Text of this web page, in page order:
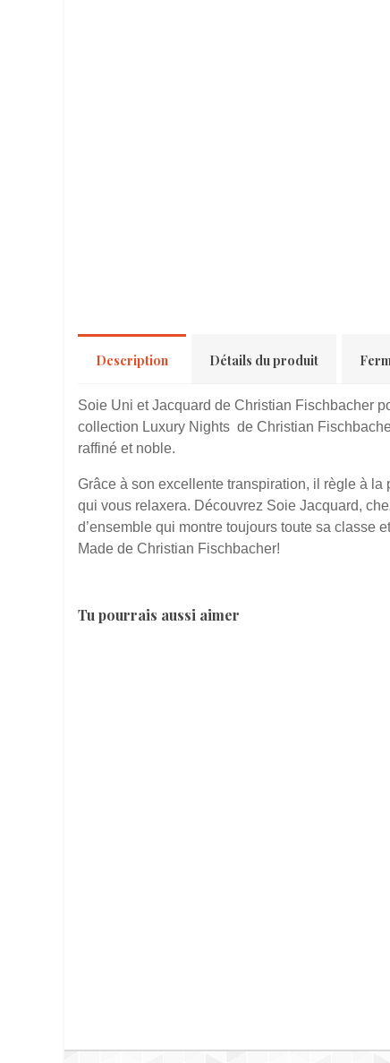
Description Détails du produit
Soie Uni et Jacquard de Christian Fischbacher
collection Luxury Nights de Christian
raffiné et noble.
Grâce à son excellente transpiration, il règle à la
qui vous relaxera. Découvrez Soie Jacquard,
d’ensemble qui montre toujours toute sa classe
Made de Christian Fischbacher!
Tu pourrais aussi aimer